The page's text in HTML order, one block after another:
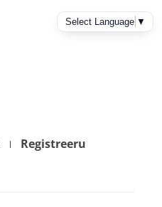
Registreeru